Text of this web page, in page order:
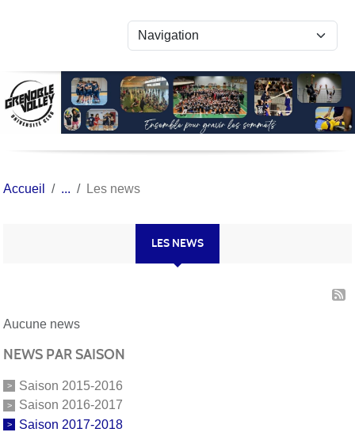
Accueil Les news
LES NEWS
Aucune news
NEWS PAR SAISON
Saison 2015-2016
Saison 2016-2017
Saison 2017-2018